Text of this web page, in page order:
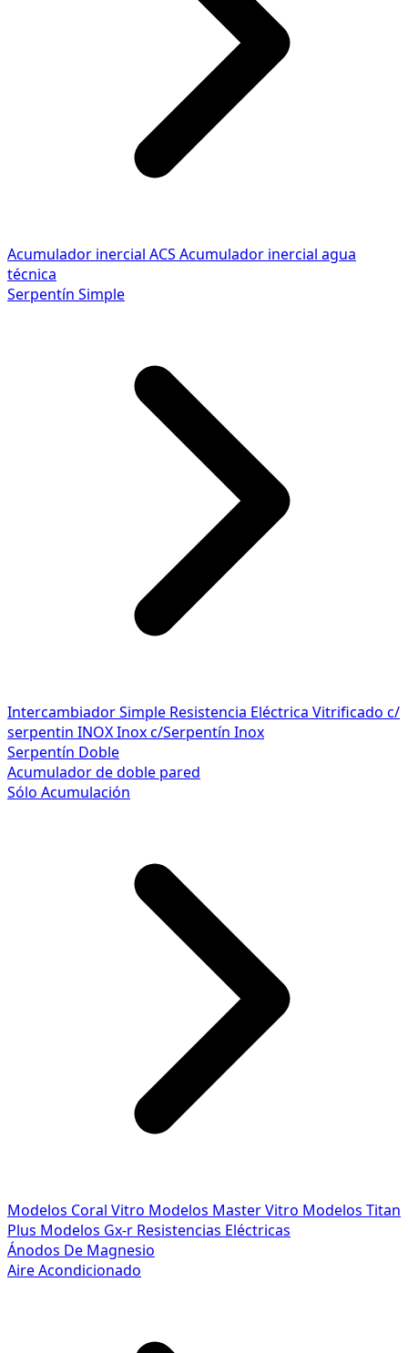
Acumulador inercial ACS Acumulador inercial agua
técnica
Serpentín Simple
Intercambiador Simple Resistencia Eléctrica Vitrificado c/
serpentin INOXInox c/Serpentín Inox
Serpentín Doble
Acumulador de doble pared
Sólo Acumulación
Modelos Coral Vitro Modelos Master Vitro Modelos Titan
Plus Modelos Gx-r Resistencias Eléctricas
Ánodos De Magnesio
Aire Acondicionado